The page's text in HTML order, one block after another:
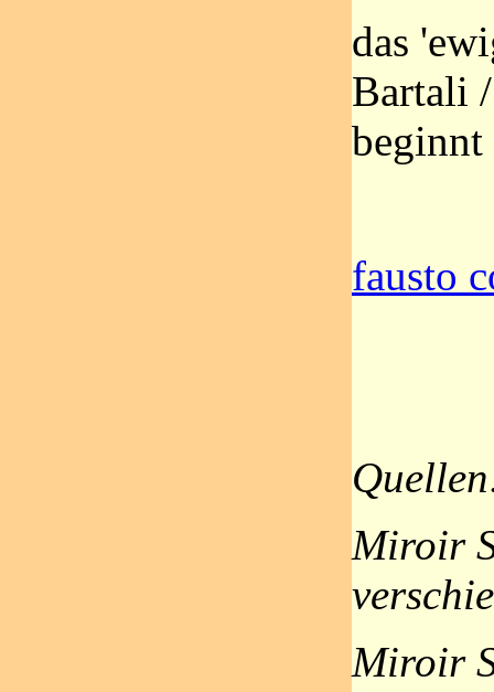
das
Bartali
beginnt
fausto
Miroir
Miroir